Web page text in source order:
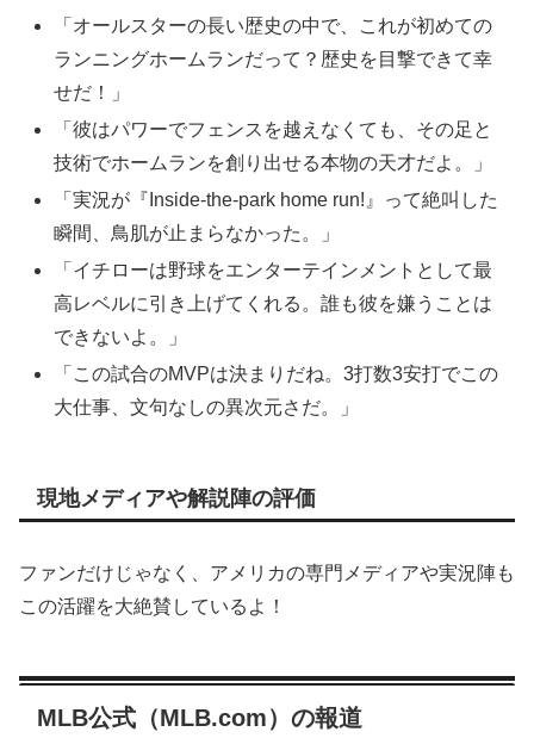
「オールスターの長い歴史の中で、これが初めての
ランニングホームランだって？歴史を目撃できて幸
せだ！」
「彼はパワーでフェンスを越えなくても、その足と
技術でホームランを創り出せる本物の天才だよ。」
「実況が『Inside-the-park home run!』って絶叫した
瞬間、鳥肌が止まらなかった。」
「イチローは野球をエンターテインメントとして最
高レベルに引き上げてくれる。誰も彼を嫌うことは
できないよ。」
「この試合のMVPは決まりだね。3打数3安打でこの
大仕事、文句なしの異次元さだ。」
現地メディアや解説陣の評価
ファンだけじゃなく、アメリカの専門メディアや実況陣も
この活躍を大絶賛しているよ！
MLB公式（MLB.com）の報道